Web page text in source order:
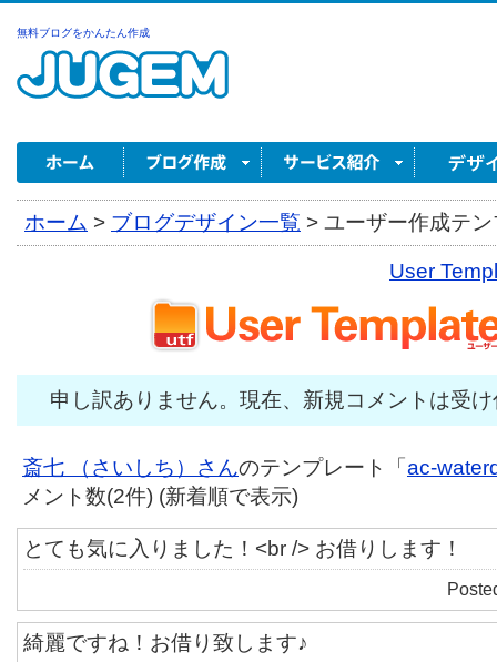
無料ブログをかんたん作成
ホーム > ブログデザイン一覧 > ユーザー作成テ
User
申し訳ありません。現在、新規コメントは受
斎七 （さいしち）さんのテンプレート「 ac-
メント数(2件) (新着順で表示)
とても気に入りました！<br /> お借りします！
綺麗ですね！お借り致します♪